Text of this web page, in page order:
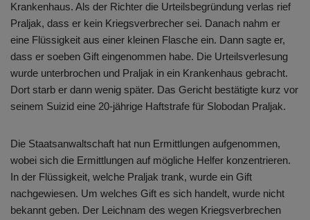
Krankenhaus. Als der Richter die Urteilsbegründung verlas rief
Praljak, dass er kein Kriegsverbrecher sei. Danach nahm er
eine Flüssigkeit aus einer kleinen Flasche ein. Dann sagte er,
dass er soeben Gift eingenommen habe. Die Urteilsverlesung
wurde unterbrochen und Praljak in ein Krankenhaus gebracht.
Dort starb er dann wenig später. Das Gericht bestätigte kurz vor
seinem Suizid eine 20-jährige Haftstrafe für Slobodan Praljak.
Die Staatsanwaltschaft hat nun Ermittlungen aufgenommen,
wobei sich die Ermittlungen auf mögliche Helfer konzentrieren.
In der Flüssigkeit, welche Praljak trank, wurde ein Gift
nachgewiesen. Um welches Gift es sich handelt, wurde nicht
bekannt geben. Der Leichnam des wegen Kriegsverbrechen